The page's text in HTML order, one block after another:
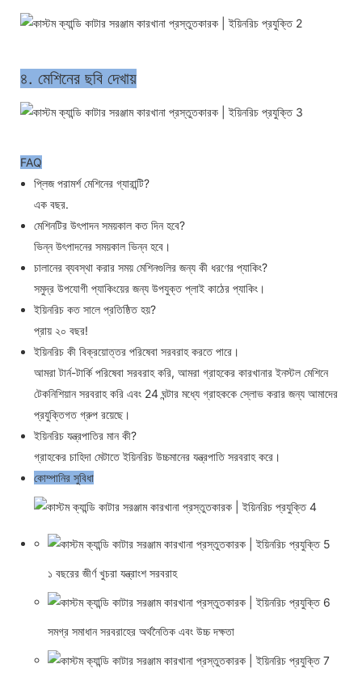
৪. মেশিনের ছবি দেখায়
FAQ
প্লিজ পরামর্শ মেশিনের গ্যারান্টি?
এক বছর.
মেশিনটির উৎপাদন সময়কাল কত দিন হবে?
ভিন্ন উৎপাদনের সময়কাল ভিন্ন হবে।
চালানের ব্যবস্থা করার সময় মেশিনগুলির জন্য কী ধরণের প্যাকিং?
সমুদ্র উপযোগী প্যাকিংয়ের জন্য উপযুক্ত প্লাই কাঠের প্যাকিং।
ইয়িনরিচ কত সালে প্রতিষ্ঠিত হয়?
প্রায় ২০ বছর!
ইয়িনরিচ কী বিক্রয়োত্তর পরিষেবা সরবরাহ করতে পারে।
আমরা টার্ন-টার্কি পরিষেবা সরবরাহ করি, আমরা গ্রাহকের কারখানার ইনস্টল মেশিনে
টেকনিশিয়ান সরবরাহ করি এবং 24 ঘন্টার মধ্যে গ্রাহককে স্লোভ করার জন্য আমাদের
প্রযুক্তিগত গ্রুপ রয়েছে।
ইয়িনরিচ যন্ত্রপাতির মান কী?
গ্রাহকের চাহিদা মেটাতে ইয়িনরিচ উচ্চমানের যন্ত্রপাতি সরবরাহ করে।
কোম্পানির সুবিধা
১ বছরের জীর্ণ খুচরা যন্ত্রাংশ সরবরাহ
সমগ্র সমাধান সরবরাহের অর্থনৈতিক এবং উচ্চ দক্ষতা